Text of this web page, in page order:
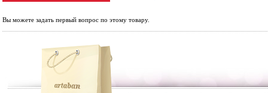
Вы можете задать первый вопрос по этому товару.